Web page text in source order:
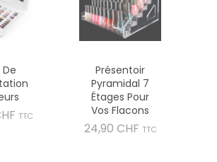
De
Prix
TTC
Présentoir
Pyramidal 7
Étages Pour
Vos Flacons
24,90 CHF Prix
TTC